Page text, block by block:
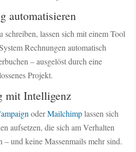
automatisieren
schreiben, lassen sich mit einem Tool
Rechnungen automatisch
– ausgelöst durch eine
Projekt.
mit Intelligenz
oderMailchimplassen sich
aufsetzen, die sich am Verhalten
– und keine Massenmails mehr sind.